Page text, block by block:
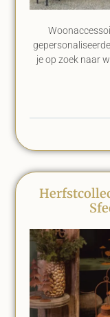
je op zoek naar